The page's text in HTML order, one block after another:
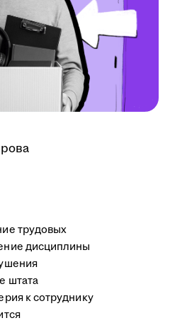
трудовых
дисциплины
штата
к сотруднику